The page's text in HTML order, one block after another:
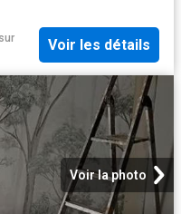
sur
Voir les détails
Voir la photo